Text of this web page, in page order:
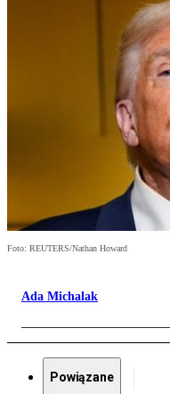
Foto: REUTERS/Nathan Howard
Ada Michalak
Powiązane